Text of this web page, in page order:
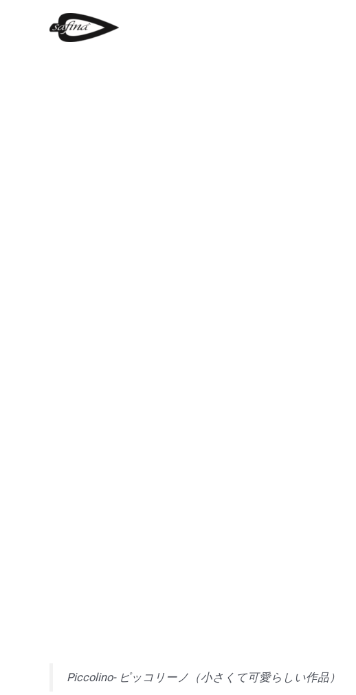
Piccolino- ピッコリーノ（小さくて可愛らしい作品）